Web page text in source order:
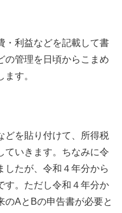
・利益などを記載して書
の管理を日頃からこまめ
す。
どを貼り付けて、所得税
ていきます。ちなみに令
したが、令和４年分から
す。ただし令和４年分か
のAとBの申告書が必要と